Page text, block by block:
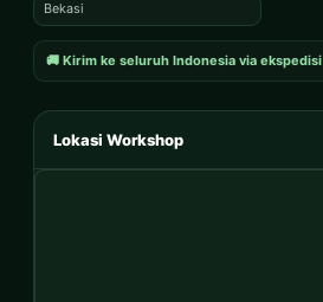
Bekasi
🚚 Kirim ke seluruh Indonesia via ekspedisi
Lokasi Workshop